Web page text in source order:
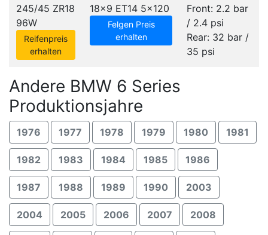
245/45 ZR18
96W
Reifenpreis
erhalten
18x9 ET14 5x120
Felgen Preis
erhalten
Front: 2.2 bar
/ 2.4 psi
Rear: 32 bar /
35 psi
Andere BMW 6 Series
Produktionsjahre
1976 1977 1978 1979 1980 1981
1982 1983 1984 1985 1986
1987 1988 1989 1990 2003
2004 2005 2006 2007 2008